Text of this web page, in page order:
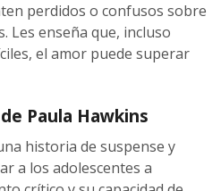
perdidos o confusos sobre
Les enseña que, incluso
el amor puede superar
Paula Hawkins
historia de suspense y
a los adolescentes a